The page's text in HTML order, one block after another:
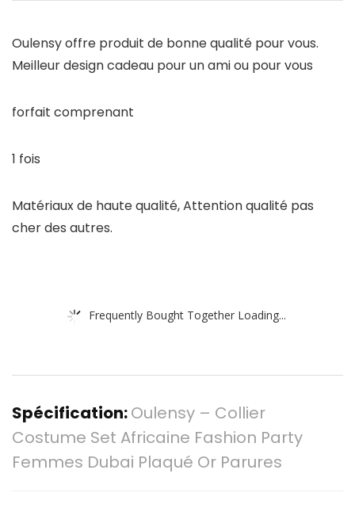
Oulensy offre produit de bonne qualité pour vous.
Meilleur design cadeau pour un ami ou pour vous
forfait comprenant
1 fois
Matériaux de haute qualité, Attention qualité pas
cher des autres.
Frequently Bought Together Loading...
Spécification:Oulensy – Collier
Costume Set Africaine Fashion Party
Femmes Dubai Plaqué Or Parures